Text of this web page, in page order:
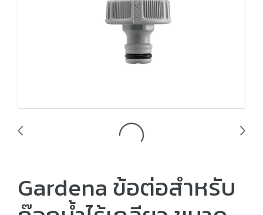
Gardena ข้อต่อสำหรับ